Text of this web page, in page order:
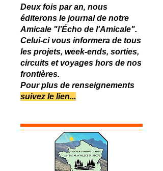
Deux fois par an, nous
éditerons le journal de notre
Amicale "l’Écho de l'Amicale".
Celui-ci vous informera de tous
les projets, week-ends, sorties,
circuits et voyages hors de nos
frontières.
Pour plus de renseignements
suivez le lien...